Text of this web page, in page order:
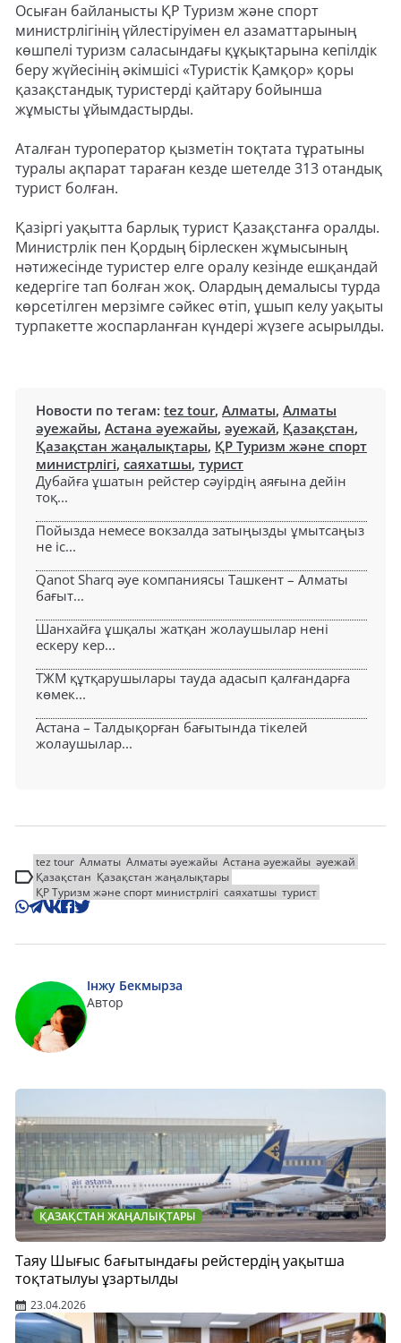
Осыған байланысты ҚР Туризм және спорт
министрлігінің үйлестіруімен ел азаматтарының
көшпелі туризм саласындағы құқықтарына кепілдік
беру жүйесінің әкімшісі «Туристік Қамқор» қоры
қазақстандық туристерді қайтару бойынша
жұмысты ұйымдастырды.
Аталған туроператор қызметін тоқтата тұратыны
туралы ақпарат тараған кезде шетелде 313 отандық
турист болған.
Қазіргі уақытта барлық турист Қазақстанға оралды.
Министрлік пен Қордың бірлескен жұмысының
нәтижесінде туристер елге оралу кезінде ешқандай
кедергіге тап болған жоқ. Олардың демалысы турда
көрсетілген мерзімге сәйкес өтіп, ұшып келу уақыты
турпакетте жоспарланған күндері жүзеге асырылды.
Новости по тегам: tez tour, Алматы, Алматы
әуежайы, Астана әуежайы, әуежай, Қазақстан,
Қазақстан жаңалықтары, ҚР Туризм және спорт
министрлігі, саяхатшы, турист
Дубайға ұшатын рейстер сәуірдің аяғына дейін
тоқ...
Пойызда немесе вокзалда затыңызды ұмытсаңыз
не іс...
Qanot Sharq әуе компаниясы Ташкент – Алматы
бағыт...
Шанхайға ұшқалы жатқан жолаушылар нені
ескеру кер...
ТЖМ құтқарушылары тауда адасып қалғандарға
көмек...
Астана – Талдықорған бағытында тікелей
жолаушылар...
tez tour Алматы Алматы әуежайы Астана әуежайы әуежай
Қазақстан Қазақстан жаңалықтары
ҚР Туризм және спорт министрлігі саяхатшы турист
Інжу Бекмырза
Автор
ҚАЗАҚСТАН ЖАҢАЛЫҚТАРЫ
Таяу Шығыс бағытындағы рейстердің уақытша
тоқтатылуы ұзартылды
23.04.2026